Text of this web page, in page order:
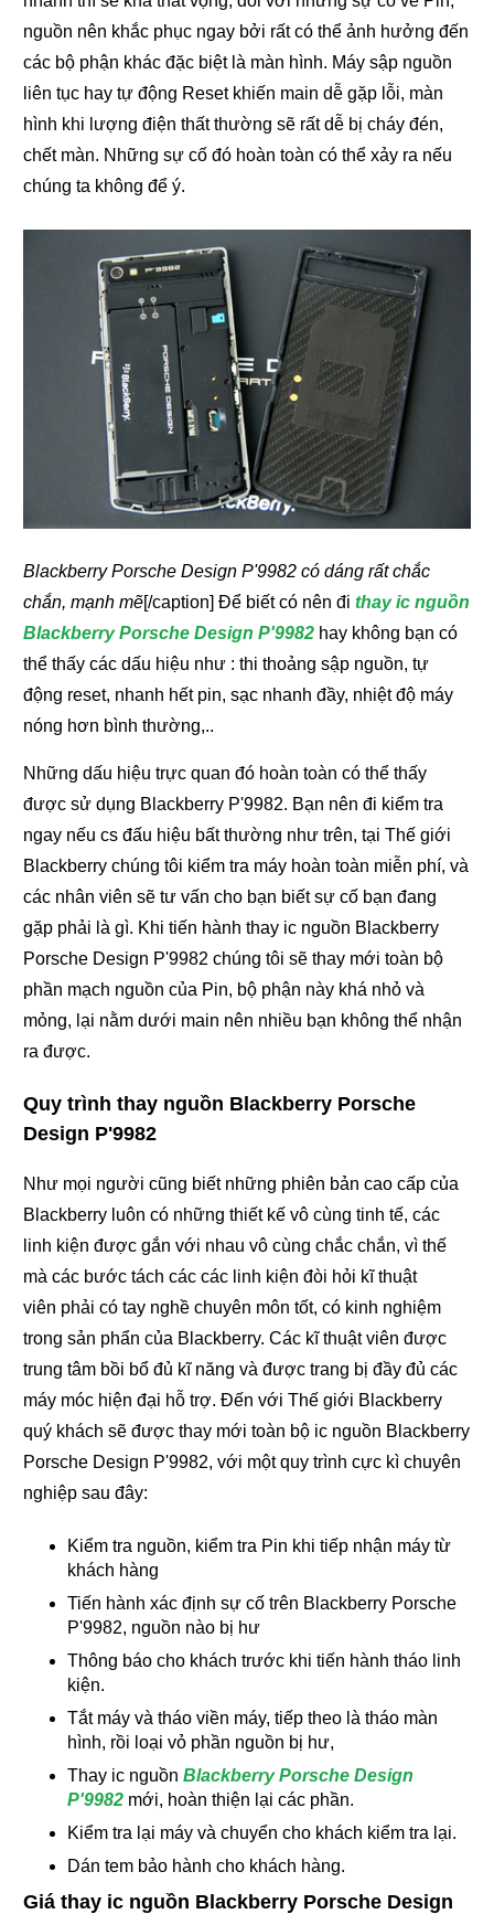
nguồn nên khắc phục ngay bởi rất có thể ảnh hưởng đến
các bộ phận khác đặc biệt là màn hình. Máy sập nguồn
liên tục hay tự động Reset khiến main dễ gặp lỗi, màn
hình khi lượng điện thất thường sẽ rất dễ bị cháy đén,
chết màn. Những sự cố đó hoàn toàn có thể xảy ra nếu
chúng ta không để ý.
Blackberry Porsche Design P'9982 có dáng rất chắc
chắn, mạnh mẽ[/caption] Để biết có nên đithay ic nguồn
Blackberry Porsche Design P'9982 hay không bạn có
thể thấy các dấu hiệu như : thi thoảng sập nguồn, tự
động reset, nhanh hết pin, sạc nhanh đầy, nhiệt độ máy
nóng hơn bình thường,..
Những dấu hiệu trực quan đó hoàn toàn có thể thấy
được sử dụng Blackberry P'9982. Bạn nên đi kiểm tra
ngay nếu cs đấu hiệu bất thường như trên, tại Thế giới
Blackberry chúng tôi kiểm tra máy hoàn toàn miễn phí, và
các nhân viên sẽ tư vấn cho bạn biết sự cố bạn đang
gặp phải là gì. Khi tiến hành thay ic nguồn Blackberry
Porsche Design P'9982 chúng tôi sẽ thay mới toàn bộ
phần mạch nguồn của Pin, bộ phận này khá nhỏ và
mỏng, lại nằm dưới main nên nhiều bạn không thể nhận
ra được.
Quy trình thay nguồn Blackberry Porsche
Design P'9982
Như mọi người cũng biết những phiên bản cao cấp của
Blackberry luôn có những thiết kế vô cùng tinh tế, các
linh kiện được gắn với nhau vô cùng chắc chắn, vì thế
mà các bước tách các các linh kiện đòi hỏi kĩ thuật
viên phải có tay nghề chuyên môn tốt, có kinh nghiệm
trong sản phẩn của Blackberry. Các kĩ thuật viên được
trung tâm bồi bổ đủ kĩ năng và được trang bị đầy đủ các
máy móc hiện đại hỗ trợ. Đến với Thế giới Blackberry
quý khách sẽ được thay mới toàn bộ ic nguồn Blackberry
Porsche Design P'9982, với một quy trình cực kì chuyên
nghiệp sau đây:
Kiểm tra nguồn, kiểm tra Pin khi tiếp nhận máy từ
khách hàng
Tiến hành xác định sự cố trên Blackberry Porsche
P'9982, nguồn nào bị hư
Thông báo cho khách trước khi tiến hành tháo linh
kiện.
Tắt máy và tháo viền máy, tiếp theo là tháo màn
hình, rồi loại vỏ phần nguồn bị hư,
Thay ic nguồnBlackberry Porsche Design
P'9982 mới, hoàn thiện lại các phần.
Kiểm tra lại máy và chuyển cho khách kiểm tra lại.
Dán tem bảo hành cho khách hàng.
Giá thay ic nguồn Blackberry Porsche Design